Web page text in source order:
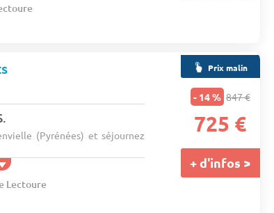
(Pyrénées) et séjournez
Lectoure
Prix malin
- 14 % 847 €
725 €
+ d'infos >